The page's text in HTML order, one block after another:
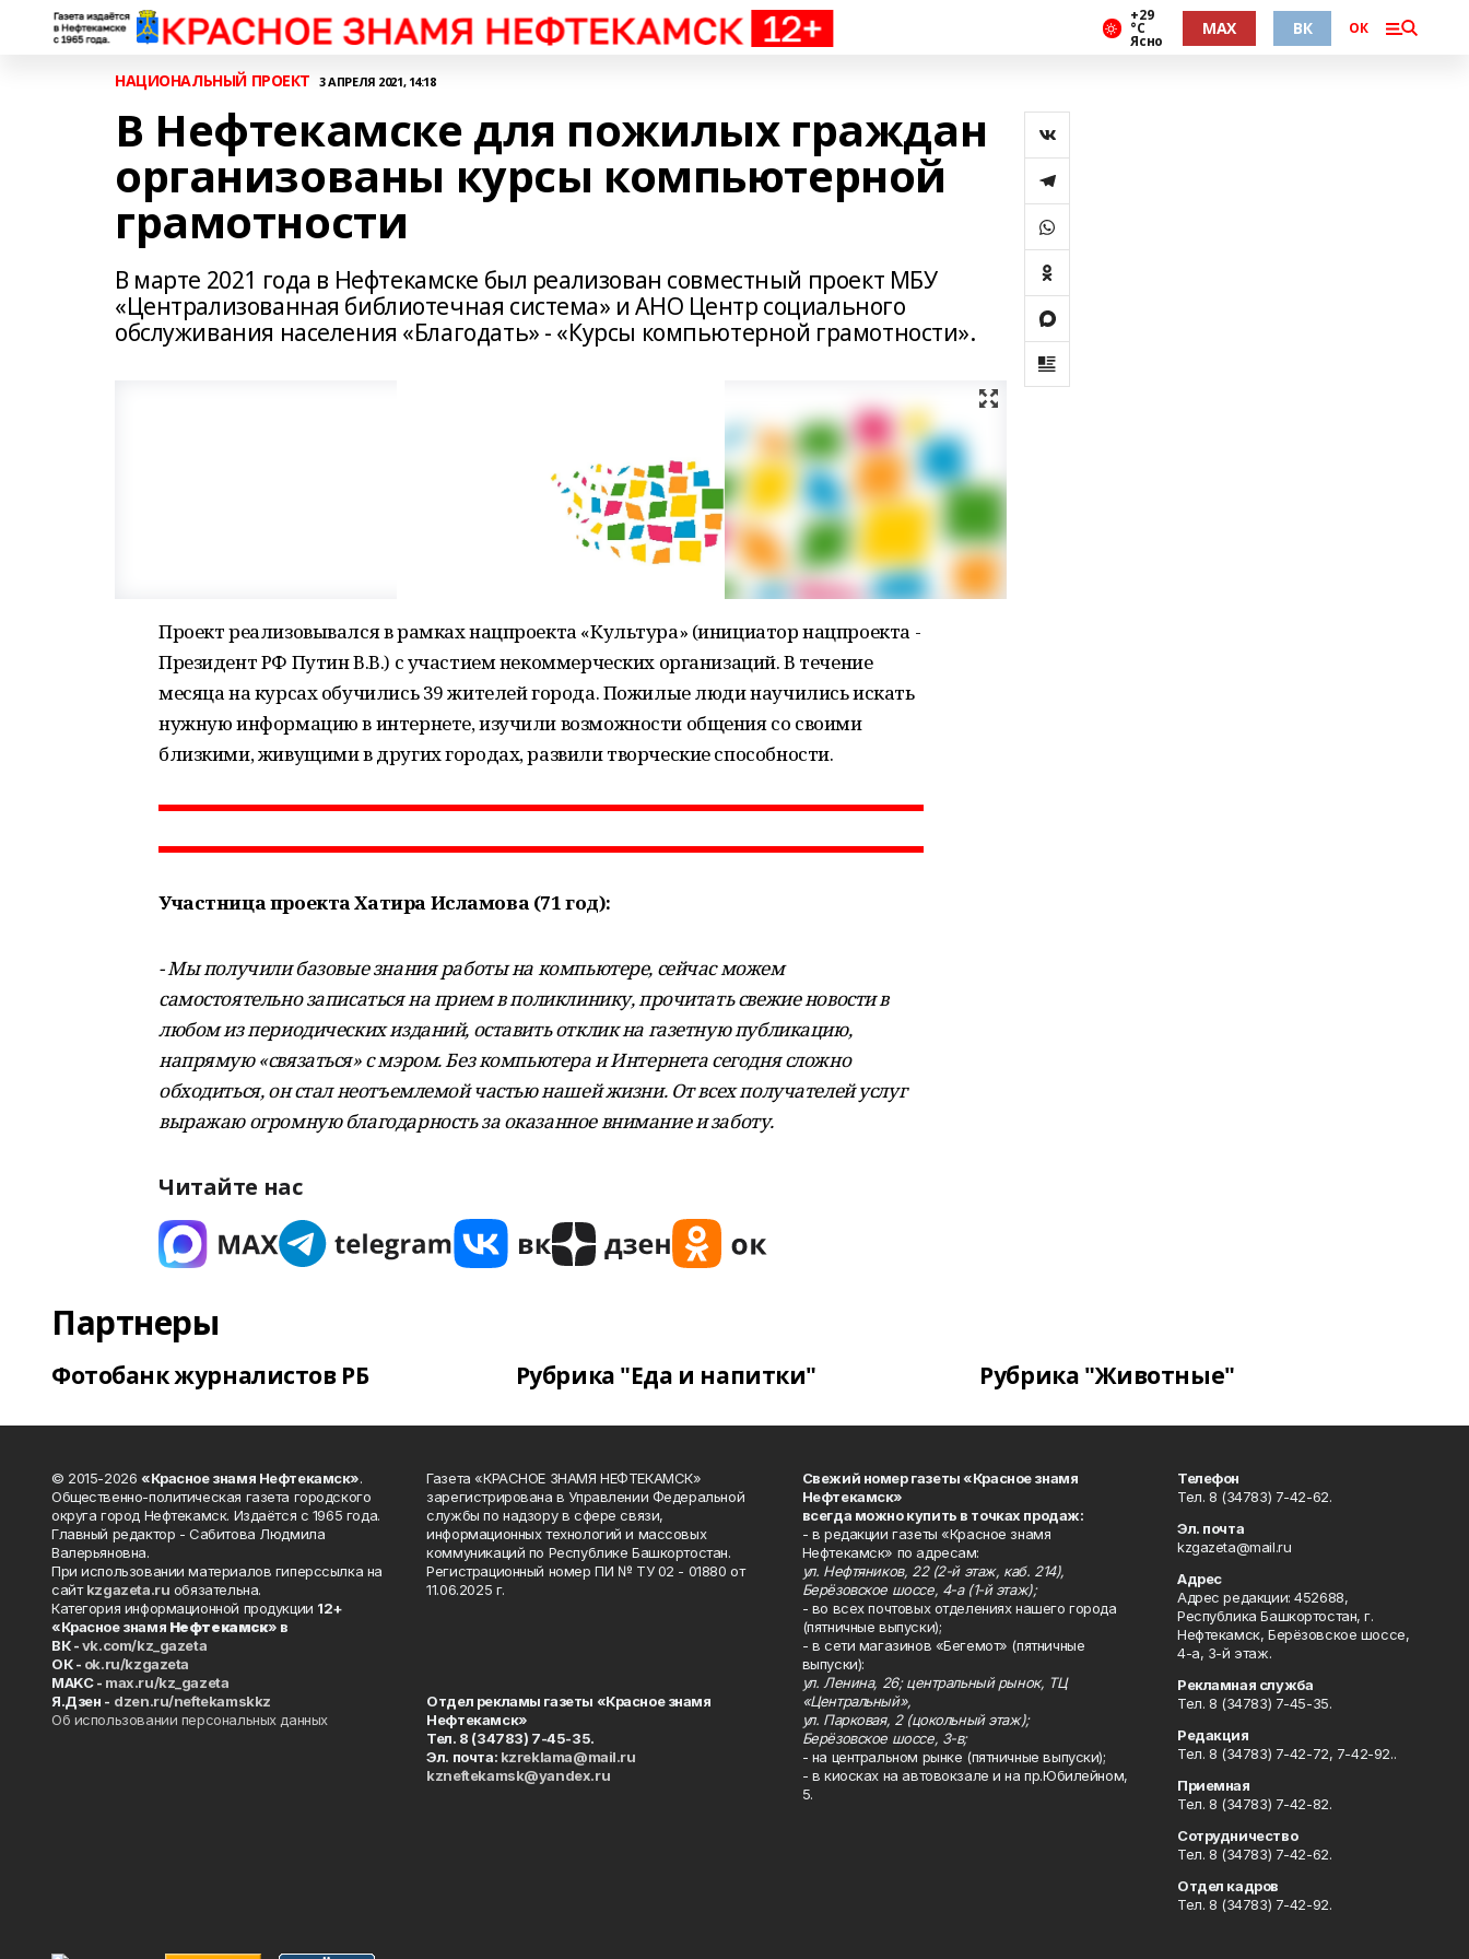
+29
°С
Ясно
MAX ВК ОК
НАЦИОНАЛЬНЫЙ ПРОЕКТ 3 АПРЕЛЯ 2021, 14:18
В Нефтекамске для пожилых граждан
организованы курсы компьютерной
грамотности
В марте 2021 года в Нефтекамске был реализован совместный проект МБУ
«Централизованная библиотечная система» и АНО Центр социального
обслуживания населения «Благодать» - «Курсы компьютерной грамотности».
Проект реализовывался в рамках нацпроекта «Культура» (инициатор нацпроекта -
Президент РФ Путин В.В.) с участием некоммерческих организаций. В течение
месяца на курсах обучились 39 жителей города. Пожилые люди научились искать
нужную информацию в интернете, изучили возможности общения со своими
близкими, живущими в других городах, развили творческие способности.
Участница проекта Хатира Исламова (71 год):
- Мы получили базовые знания работы на компьютере, сейчас можем
самостоятельно записаться на прием в поликлинику, прочитать свежие новости в
любом из периодических изданий, оставить отклик на газетную публикацию,
напрямую «связаться» с мэром. Без компьютера и Интернета сегодня сложно
обходиться, он стал неотъемлемой частью нашей жизни. От всех получателей услуг
выражаю огромную благодарность за оказанное внимание и заботу.
Читайте нас
Партнеры
Фотобанк журналистов РБ Рубрика "Еда и напитки" Рубрика "Животные"
© 2015-2026 «Красное знамя Нефтекамск».
Общественно-политическая газета городского
округа город Нефтекамск. Издаётся с 1965 года.
Главный редактор - Сабитова Людмила
Валерьяновна.
При использовании материалов гиперссылка на
сайтkzgazeta.ru обязательна.
Категория информационной продукции 12+
«Красное знамя Нефтекамск» в
ВК -vk.com/kz_gazeta
ОК - ok.ru/kzgazeta
MAKC - max.ru/kz_gazeta
Я.Дзен - dzen.ru/neftekamskkz
Об использовании персональных данных
Газета «КРАСНОЕ ЗНАМЯ НЕФТЕКАМСК»
зарегистрирована в Управлении Федеральной
службы по надзору в сфере связи,
информационных технологий и массовых
коммуникаций по Республике Башкортостан.
Регистрационный номер ПИ № ТУ 02 - 01880 от
11.06.2025 г.
Отдел рекламы газеты «Красное знамя
Нефтекамск»
Тел. 8 (34783) 7-45-35.
Эл. почта: kzreklama@mail.ru
kzneftekamsk@yandex.ru
Свежий номер газеты «Красное знамя
Нефтекамск»
всегда можно купить в точках продаж:
- в редакции газеты «Красное знамя
Нефтекамск» по адресам:
ул. Нефтяников, 22 (2-й этаж, каб. 214),
Берёзовское шоссе, 4-а (1-й этаж);
- во всех почтовых отделениях нашего города
(пятничные выпуски);
- в сети магазинов «Бегемот» (пятничные
выпуски):
ул. Ленина, 26; центральный рынок, ТЦ
«Центральный»,
ул. Парковая, 2 (цокольный этаж);
Берёзовское шоссе, 3-в;
- на центральном рынке (пятничные выпуски);
- в киосках на автовокзале и на пр.Юбилейном,
5.
Телефон
Тел. 8 (34783) 7-42-62.
Эл. почта
kzgazeta@mail.ru
Адрес
Адрес редакции: 452688,
Республика Башкортостан, г.
Нефтекамск, Берёзовское шоссе,
4-а, 3-й этаж.
Рекламная служба
Тел. 8 (34783) 7-45-35.
Редакция
Тел. 8 (34783) 7-42-72, 7-42-92..
Приемная
Тел. 8 (34783) 7-42-82.
Сотрудничество
Тел. 8 (34783) 7-42-62.
Отдел кадров
Тел. 8 (34783) 7-42-92.